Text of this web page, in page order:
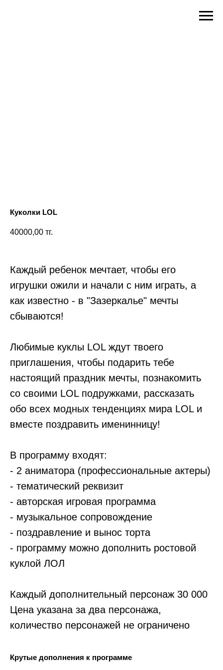
Куколки LOL
40000,00 тг.
Каждый ребенок мечтает, чтобы его
игрушки ожили и начали с ним играть, а
как известно - в "Зазеркалье" мечты
сбываются!
Любимые куклы LOL ждут твоего
приглашения, чтобы подарить тебе
настоящий праздник мечты, познакомить
со своими LOL подружками, рассказать
обо всех модных тенденциях мира LOL и
вместе поздравить именинницу!
В программу входят:
- 2 аниматора (профессиональные актеры)
- тематический реквизит
- авторская игровая программа
- музыкальное сопровождение
- поздравление и вынос торта
- программу можно дополнить ростовой
куклой ЛОЛ
Каждый дополнительный персонаж 30 000
Цена указана за два персонажа,
количество персонажей не ограничено
Крутые дополнения к программе